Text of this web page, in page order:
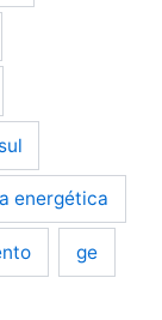
energética
ge